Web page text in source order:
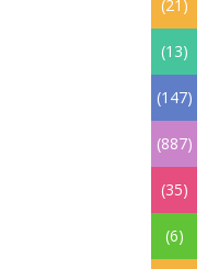
(21)
(13)
(147)
(887)
(35)
(6)